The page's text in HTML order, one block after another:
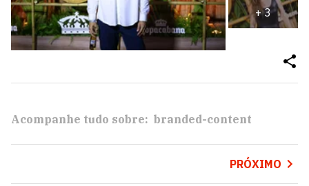
+3
Acompanhe tudo sobre: branded-content
PRÓXIMO